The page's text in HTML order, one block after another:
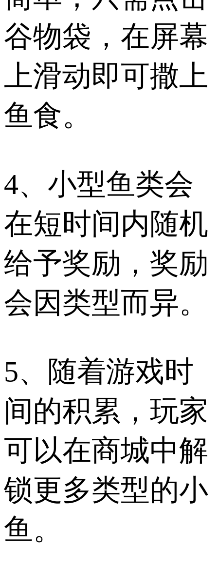
谷物袋，在屏幕
上滑动即可撒上
鱼食。
4、小型鱼类会
在短时间内随机
给予奖励，奖励
会因类型而异。
5、随着游戏时
间的积累，玩家
可以在商城中解
锁更多类型的小
鱼。